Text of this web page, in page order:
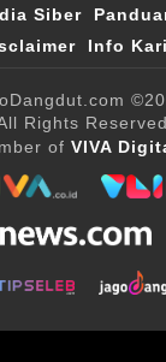
Siber
Info
Rights Reserved
of VIVA